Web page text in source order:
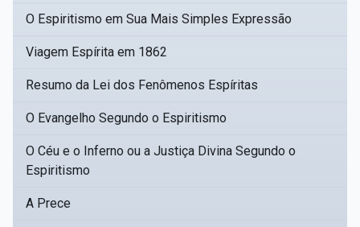
O Espiritismo em Sua Mais Simples Expressão
Viagem Espírita em 1862
Resumo da Lei dos Fenômenos Espíritas
O Evangelho Segundo o Espiritismo
O Céu e o Inferno ou a Justiça Divina Segundo o
Espiritismo
A Prece